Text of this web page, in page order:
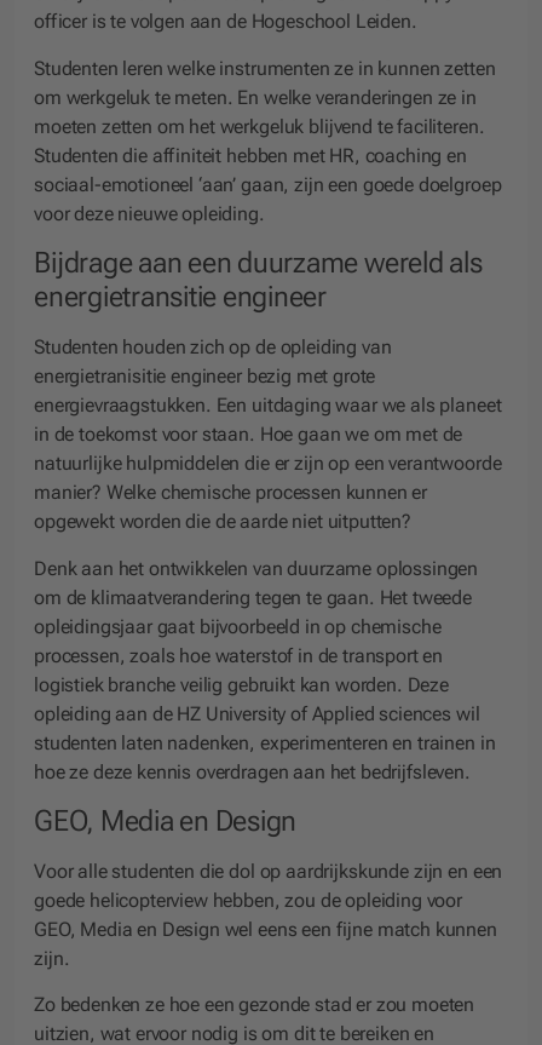
officer is te volgen aan de Hogeschool Leiden.
Studenten leren welke instrumenten ze in kunnen zetten
om werkgeluk te meten. En welke veranderingen ze in
moeten zetten om het werkgeluk blijvend te faciliteren.
Studenten die affiniteit hebben met HR, coaching en
sociaal-emotioneel ‘aan’ gaan, zijn een goede doelgroep
voor deze nieuwe opleiding.
Bijdrage aan een duurzame wereld als
energietransitie engineer
Studenten houden zich op de opleiding van
energietranisitie engineer bezig met grote
energievraagstukken. Een uitdaging waar we als planeet
in de toekomst voor staan. Hoe gaan we om met de
natuurlijke hulpmiddelen die er zijn op een verantwoorde
manier? Welke chemische processen kunnen er
opgewekt worden die de aarde niet uitputten?
Denk aan het ontwikkelen van duurzame oplossingen
om de klimaatverandering tegen te gaan. Het tweede
opleidingsjaar gaat bijvoorbeeld in op chemische
processen, zoals hoe waterstof in de transport en
logistiek branche veilig gebruikt kan worden. Deze
opleiding aan de HZ University of Applied sciences wil
studenten laten nadenken, experimenteren en trainen in
hoe ze deze kennis overdragen aan het bedrijfsleven.
GEO, Media en Design
Voor alle studenten die dol op aardrijkskunde zijn en een
goede helicopterview hebben, zou de opleiding voor
GEO, Media en Design wel eens een fijne match kunnen
zijn.
Zo bedenken ze hoe een gezonde stad er zou moeten
uitzien, wat ervoor nodig is om dit te bereiken en